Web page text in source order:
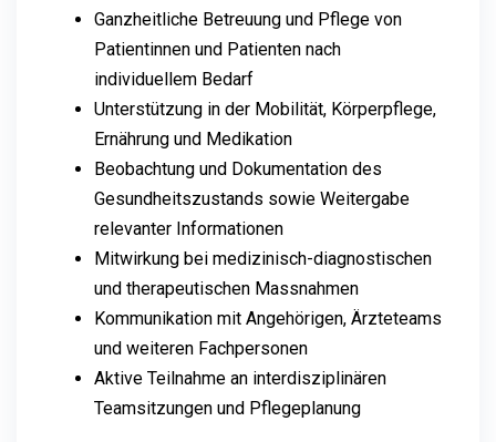
Ganzheitliche Betreuung und Pflege von
Patientinnen und Patienten nach
individuellem Bedarf
Unterstützung in der Mobilität, Körperpflege,
Ernährung und Medikation
Beobachtung und Dokumentation des
Gesundheitszustands sowie Weitergabe
relevanter Informationen
Mitwirkung bei medizinisch-diagnostischen
und therapeutischen Massnahmen
Kommunikation mit Angehörigen, Ärzteteams
und weiteren Fachpersonen
Aktive Teilnahme an interdisziplinären
Teamsitzungen und Pflegeplanung